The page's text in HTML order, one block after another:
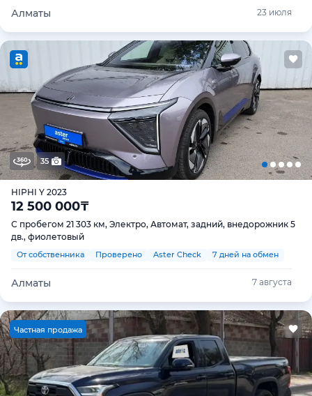
Алматы 23 июля
35
HIPHI Y 2023
12 500 000₸
С пробегом 21 303 км, Электро, Автомат, задний, внедорожник 5
дв., фиолетовый
От собственника Проверено Aster Check 7 дней на обмен
Алматы 7 августа
Частная продажа